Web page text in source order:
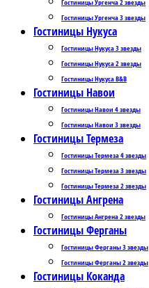
Гостиницы Ургенча 3 звезды
Гостиницы Нукуса
Гостиницы Нукуса 3 звезды
Гостиницы Нукуса 2 звезды
Гостиницы Нукуса B&B
Гостиницы Навои
Гостиницы Навои 4 звезды
Гостиницы Навои 3 звезды
Гостиницы Термеза
Гостиницы Термеза 4 звезды
Гостиницы Термеза 3 звезды
Гостиницы Термеза 2 звезды
Гостиницы Ангрена
Гостиницы Ангрена 2 звезды
Гостиницы Ферганы
Гостиницы Ферганы 3 звезды
Гостиницы Ферганы 2 звезды
Гостиницы Коканда